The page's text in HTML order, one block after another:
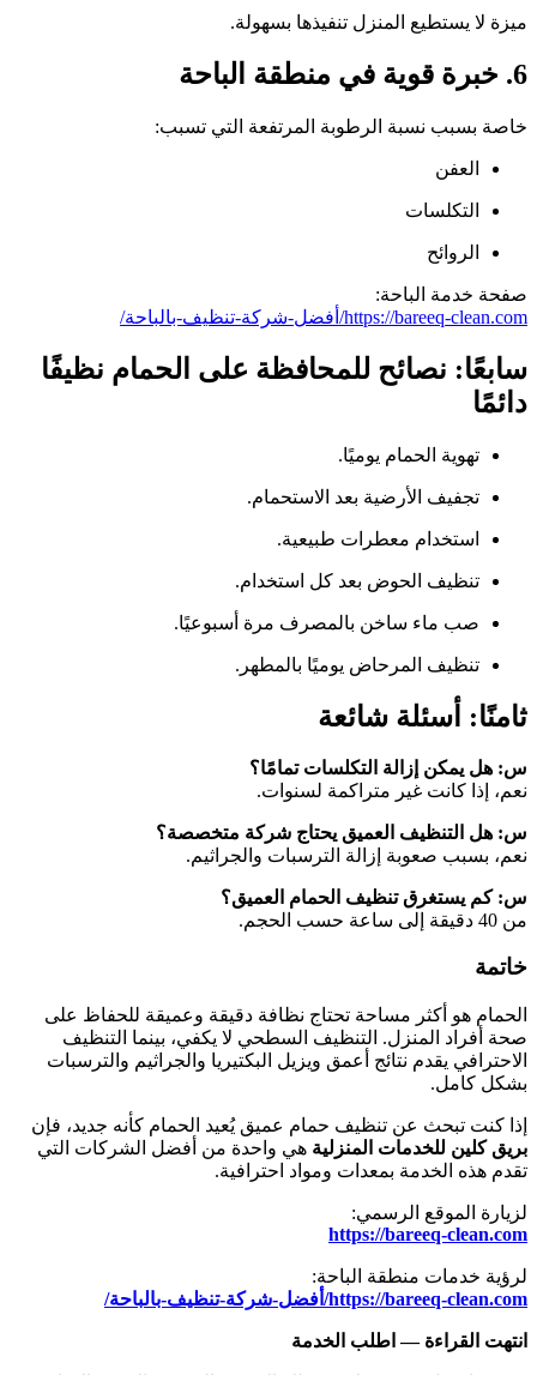
ميزة لا يستطيع المنزل تنفيذها بسهولة.
6. خبرة قوية في منطقة الباحة
خاصة بسبب نسبة الرطوبة المرتفعة التي تسبب:
العفن
التكلسات
الروائح
صفحة خدمة الباحة:
https://bareeq-clean.com/أفضل-شركة-تنظيف-بالباحة/
سابعًا: نصائح للمحافظة على الحمام نظيفًا
دائمًا
تهوية الحمام يوميًا.
تجفيف الأرضية بعد الاستحمام.
استخدام معطرات طبيعية.
تنظيف الحوض بعد كل استخدام.
صب ماء ساخن بالمصرف مرة أسبوعيًا.
تنظيف المرحاض يوميًا بالمطهر.
ثامنًا: أسئلة شائعة
س: هل يمكن إزالة التكلسات تمامًا؟
نعم، إذا كانت غير متراكمة لسنوات.
س: هل التنظيف العميق يحتاج شركة متخصصة؟
نعم، بسبب صعوبة إزالة الترسبات والجراثيم.
س: كم يستغرق تنظيف الحمام العميق؟
من 40 دقيقة إلى ساعة حسب الحجم.
خاتمة
الحمام هو أكثر مساحة تحتاج نظافة دقيقة وعميقة للحفاظ على
صحة أفراد المنزل. التنظيف السطحي لا يكفي، بينما التنظيف
الاحترافي يقدم نتائج أعمق ويزيل البكتيريا والجراثيم والترسبات
بشكل كامل.
إذا كنت تبحث عن تنظيف حمام عميق يُعيد الحمام كأنه جديد، فإن
بريق كلين للخدمات المنزلية هي واحدة من أفضل الشركات التي
تقدم هذه الخدمة بمعدات ومواد احترافية.
لزيارة الموقع الرسمي:
https://bareeq-clean.com
لرؤية خدمات منطقة الباحة:
https://bareeq-clean.com/أفضل-شركة-تنظيف-بالباحة/
انتهت القراءة — اطلب الخدمة